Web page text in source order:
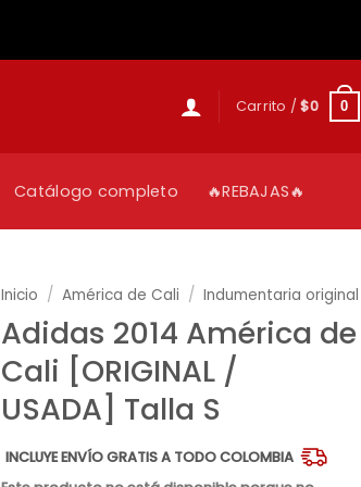
Carrito /$0 0
Catálogo completo 🔥REBAJAS🔥
Inicio / América de Cali / Indumentaria original
Adidas 2014 América de
Cali [ORIGINAL /
USADA] Talla S
INCLUYE ENVÍO GRATIS A TODO COLOMBIA